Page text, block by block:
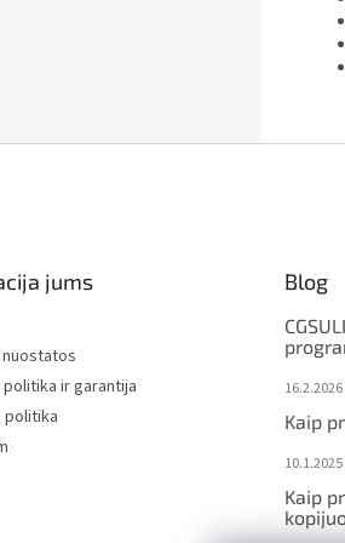
jums
ir garantija
politika
Blog
16.2.2026
Kaip
10.1.2025
Kaip